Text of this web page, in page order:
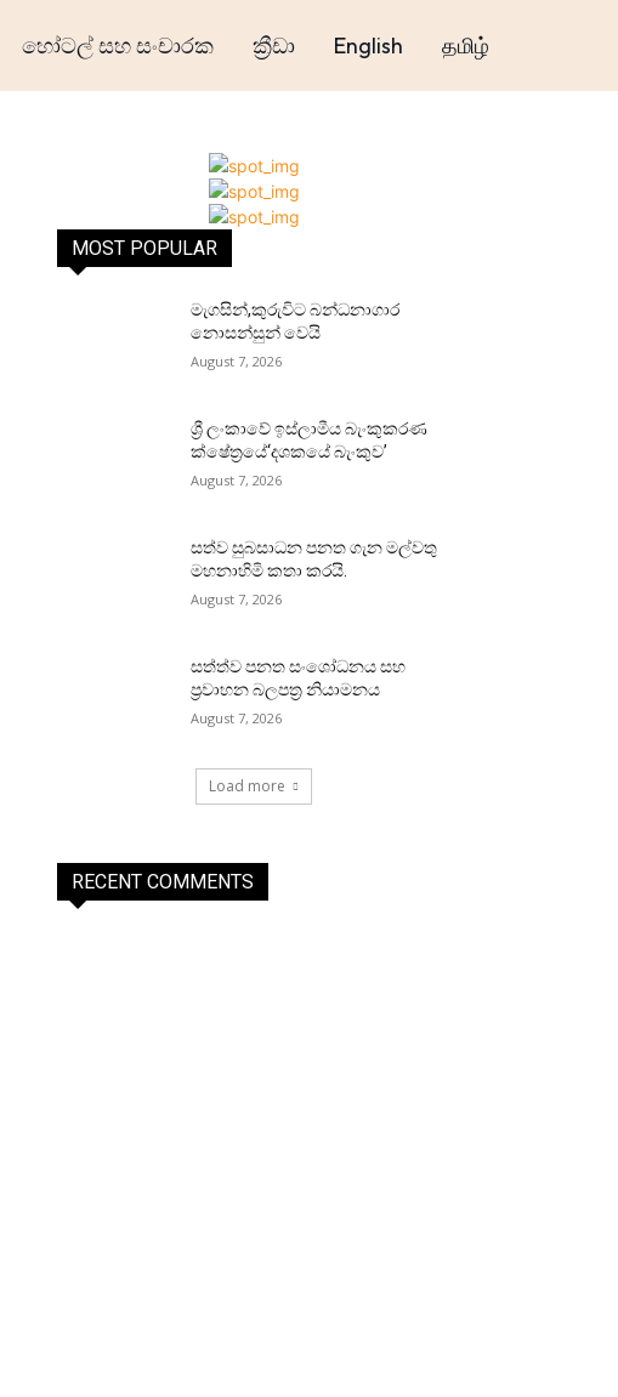
හෝටල් සහ සංචාරක ක්‍රීඩා English தமிழ்
MOST POPULAR
මැගසින්,කුරුවිට බන්ධනාගාර
නොසන්සුන් වෙයි
August 7, 2026
ශ්‍රී ලංකාවේ ඉස්ලාමීය බැංකුකරණ
ක්ෂේත්‍රයේ‘දශකයේ බැංකුව’
August 7, 2026
සත්ව සුබසාධන පනත ගැන මල්වතු
මහනාහිමි කතා කරයි.
August 7, 2026
සත්ත්ව පනත සංශෝධනය සහ
ප්‍රවාහන බලපත්‍ර නියාමනය
August 7, 2026
Load more
RECENT COMMENTS